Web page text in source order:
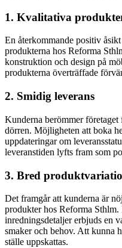
1. Kvalitativa
En återkommande positiv
produkterna hos Reforma
konstruktion och design på
produkterna överträffade
2. Smidig leverans
Kunderna berömmer
dörren. Möjligheten att boka
uppdateringar om
leveranstiden lyfts fram som
3. Bred
Det framgår att kunderna är
produkter hos Reforma
inredningsdetaljer erbjuds en
smaker och behov. Att kunna
ställe uppskattas.